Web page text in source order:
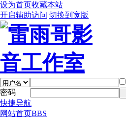
设为首页收藏本站
开启辅助访问 切换到宽版
密码
快捷导航
网站首页BBS